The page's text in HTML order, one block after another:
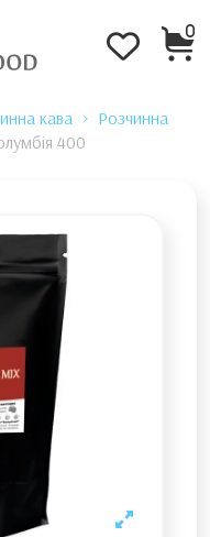
0
кава
Розчинна
400